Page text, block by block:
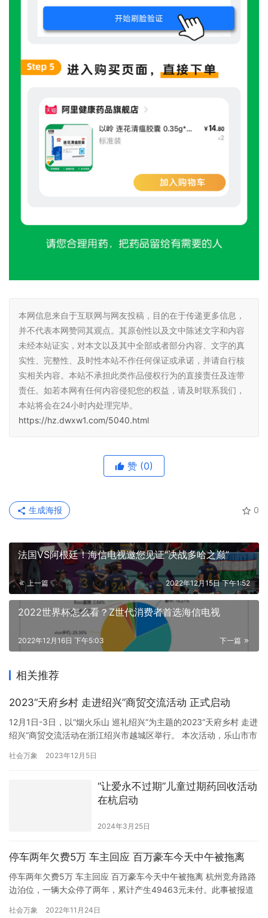
本网信息来自于互联网与网友投稿，目的在于传递更多信息，
并不代表本网赞同其观点。其原创性以及文中陈述文字和内容
未经本站证实，对本文以及其中全部或者部分内容、文字的真
实性、完整性、及时性本站不作任何保证或承诺，并请自行核
实相关内容。本站不承担此类作品侵权行为的直接责任及连带
责任。如若本网有任何内容侵犯您的权益，请及时联系我们，
本站将会在24小时内处理完毕。
https://hz.dwxw1.com/5040.html
赞 (0)
0
生成海报
法国VS阿根廷！海信电视邀您见证“决战多哈之巅”
上一篇 2022年12月15日 下午1:52
2022世界杯怎么看？Z世代消费者首选海信电视
下一篇
2022年12月16日 下午5:03
相关推荐
2023“天府乡村 走进绍兴”商贸交流活动 正式启动
12月1日-3日，以“烟火乐山 巡礼绍兴”为主题的2023“天府乡村 走进
绍兴”商贸交流活动在浙江绍兴市越城区举行。 本次活动，乐山市市
眉山市、井研县等38户企业（商家）携质优品良的各类农特产品到
鸡、乌天麻、野山菌、山珍笋等优质特产。其中，赵鸭子…
社会万象 2023年12月5日
“让爱永不过期”儿童过期药回收活动
在杭启动
2024年3月25日
停车两年欠费5万 车主回应 百万豪车今天中午被拖离
停车两年欠费5万 车主回应 百万豪车今天中午被拖离 杭州竞舟路路
边泊位，一辆大众停了两年，累计产生49463元未付。此事被报道
自己长期不在杭州，每次回到杭州时间短，急着要离开。车子停了
社会万象 2022年11月24日